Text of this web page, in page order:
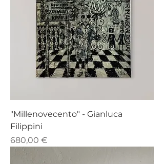
"Millenovecento" - Gianluca
Filippini
Prezzo
680,00 €